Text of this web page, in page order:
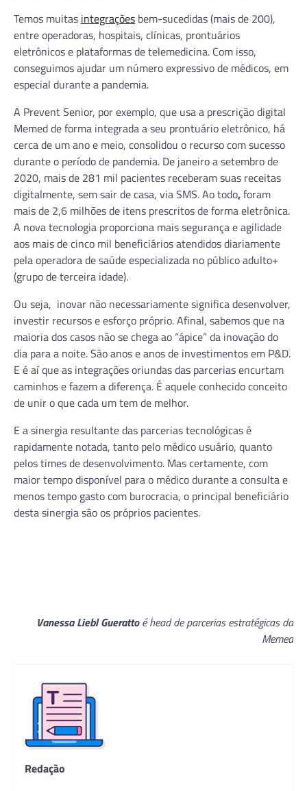
Temos muitas integrações bem-sucedidas (mais de 200),
entre operadoras, hospitais, clínicas, prontuários
eletrônicos e plataformas de telemedicina. Com isso,
conseguimos ajudar um número expressivo de médicos, em
especial durante a pandemia.
A Prevent Senior, por exemplo, que usa a prescrição digital
Memed de forma integrada a seu prontuário eletrônico, há
cerca de um ano e meio, consolidou o recurso com sucesso
durante o período de pandemia. De janeiro a setembro de
2020, mais de 281 mil pacientes receberam suas receitas
digitalmente, sem sair de casa, via SMS. Ao todo,foram
mais de 2,6 milhões de itens prescritos de forma eletrônica.
A nova tecnologia proporciona mais segurança e agilidade
aos mais de cinco mil beneficiários atendidos diariamente
pela operadora de saúde especializada no público adulto+
(grupo de terceira idade).
Ou seja, inovar não necessariamente significa desenvolver,
investir recursos e esforço próprio. Afinal, sabemos que na
maioria dos casos não se chega ao “ápice” da inovação do
dia para a noite. São anos e anos de investimentos em P&D.
E é aí que as integrações oriundas das parcerias encurtam
caminhos e fazem a diferença. É aquele conhecido conceito
de unir o que cada um tem de melhor.
E a sinergia resultante das parcerias tecnológicas é
rapidamente notada, tanto pelo médico usuário, quanto
pelos times de desenvolvimento. Mas certamente, com
maior tempo disponível para o médico durante a consulta e
menos tempo gasto com burocracia, o principal beneficiário
desta sinergia são os próprios pacientes.
Vanessa Liebl Guerattoé head de parcerias estratégicas da
Memed
Redação